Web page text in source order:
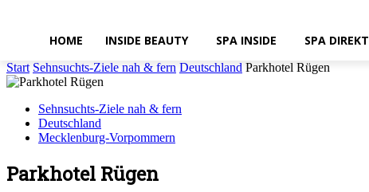
HOME INSIDE BEAUTY SPA INSIDE SPA DIREKT
Start Sehnsuchts-Ziele nah & fern Deutschland Parkhotel Rügen
Sehnsuchts-Ziele nah & fern
Deutschland
Mecklenburg-Vorpommern
Parkhotel Rügen